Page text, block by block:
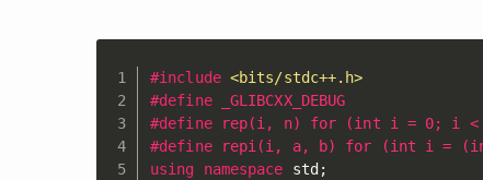
#include <bits/stdc++.h>
#define _GLIBCXX_DEBUG
#define rep(i, n) for (int i = 0; i <
#define repi(i, a, b) for (int i =
using
namespace std ;